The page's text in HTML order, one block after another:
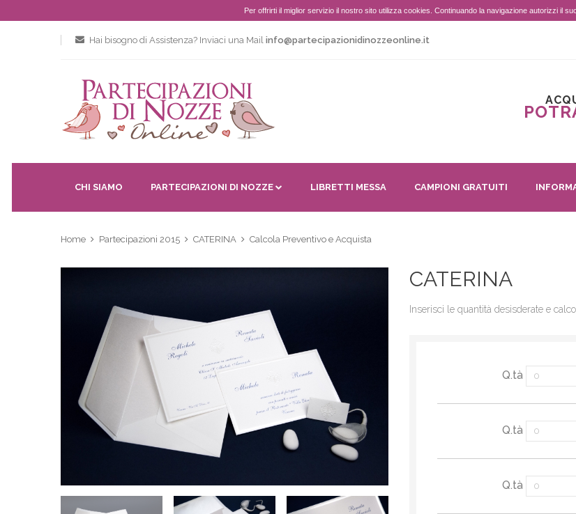
Per offrirti il miglior servizio il nostro sito utilizza cookies. Continuando la navigazione autorizzi il
Hai bisogno di Assistenza? Inviaci una Mail info@partecipazionidinozzeonline.it
CHI SIAMO PARTECIPAZIONI DI NOZZE LIBRETTI MESSA CAMPIONI GRATUITI
Home Partecipazioni 2015 CATERINA Calcola Preventivo e Acquista
CATERINA
Inserisci le quantità desisderate e
Q.tà
Q.tà
Q.tà